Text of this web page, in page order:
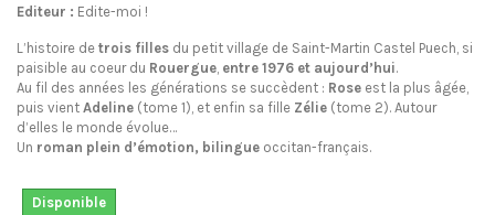
Editeur : Edite-moi !
L’histoire de trois filles du petit village de Saint-Martin Castel Puech, si
paisible au coeur du Rouergue, entre 1976 et aujourd’hui.
Au fil des années les générations se succèdent : Rose est la plus âgée,
puis vient Adeline (tome 1), et enfin sa fille Zélie (tome 2). Autour
d’elles le monde évolue…
Un roman plein d’émotion, bilingue occitan-français.
Disponible